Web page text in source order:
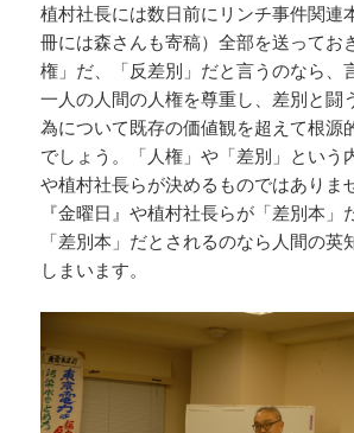
植村社長には数日前にリンチ事件関連
冊には森さんも寄稿）全部を送ってお
権」だ、「反差別」だと言うのなら、
一人の人間の人権を尊重し、差別と闘
為について既存の価値観を超えて根源
でしょう。「人権」や「差別」という
や植村社長らが決めるものではありま
『金曜日』や植村社長らが「差別本」
「差別本」だとされるのなら人間の英
しまいます。